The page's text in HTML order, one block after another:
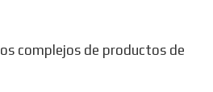
complejos de productos de